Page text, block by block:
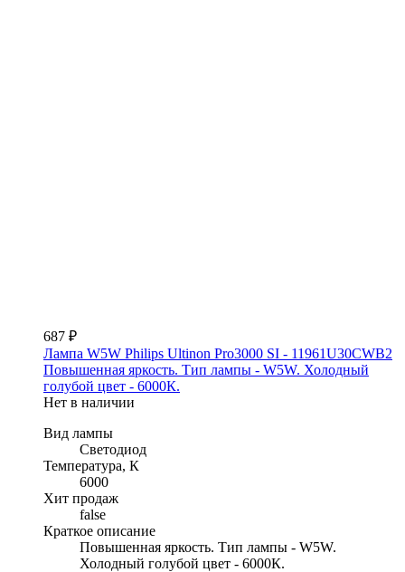
687 ₽
Лампа W5W Philips Ultinon Pro3000 SI - 11961U30CWB2
Повышенная яркость. Тип лампы - W5W. Холодный
голубой цвет - 6000К.
Нет в наличии
Вид лампы
Светодиод
Температура, К
6000
Хит продаж
false
Краткое описание
Повышенная яркость. Тип лампы - W5W.
Холодный голубой цвет - 6000К.